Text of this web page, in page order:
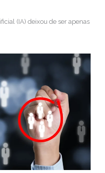
(IA) deixou de ser apenas